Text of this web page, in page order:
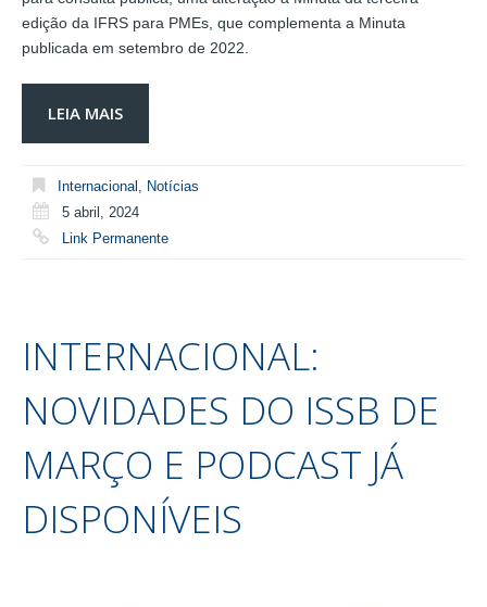
edição da IFRS para PMEs, que complementa a Minuta
publicada em setembro de 2022.
LEIA MAIS
Internacional , Notícias
5 abril, 2024
Link Permanente
INTERNACIONAL:
NOVIDADES DO ISSB DE
MARÇO E PODCAST JÁ
DISPONÍVEIS